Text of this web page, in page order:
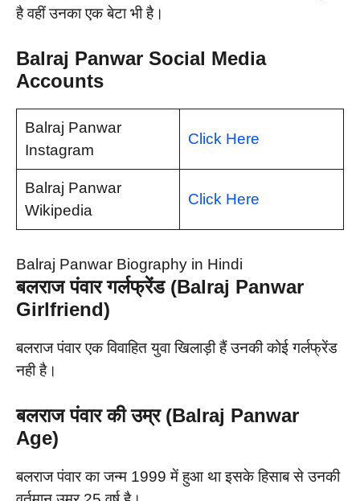
है वहीं उनका एक बेटा भी है।
Balraj Panwar Social Media
Accounts
Balraj Panwar
Instagram
Click Here
Balraj Panwar
Wikipedia
Click Here
Balraj Panwar Biography in Hindi
बलराज पंवार गर्लफ्रेंड (Balraj Panwar
Girlfriend)
बलराज पंवार एक विवाहित युवा खिलाड़ी हैं उनकी कोई गर्लफ्रेंड
नही है।
बलराज पंवार की उम्र (Balraj Panwar
Age)
बलराज पंवार का जन्म 1999 में हुआ था इसके हिसाब से उनकी